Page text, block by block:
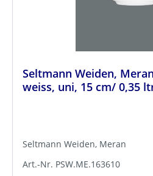
Seltmann Weiden,
weiss, uni, 15 cm/ 0,35
Seltmann Weiden, Meran
Art.-Nr. PSW.ME.163610